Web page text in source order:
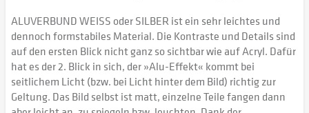
ALUVERBUND WEISS oder SILBER ist ein sehr leichtes und
dennoch formstabiles Material. Die Kontraste und Details sind
auf den ersten Blick nicht ganz so sichtbar wie auf Acryl. Dafür
hat es der 2. Blick in sich, der »Alu-Effekt« kommt bei
seitlichem Licht (bzw. bei Licht hinter dem Bild) richtig zur
Geltung. Das Bild selbst ist matt, einzelne Teile fangen dann